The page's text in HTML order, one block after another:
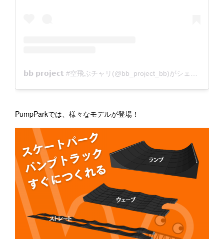
PumpParkでは、様々なモデルが登場！